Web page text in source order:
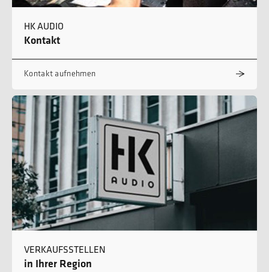
HK AUDIO
Kontakt
Kontakt aufnehmen
VERKAUFSSTELLEN
in Ihrer Region